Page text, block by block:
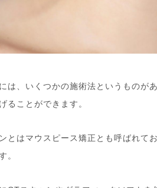
は、いくつかの施術法というものが
ることができます。
とはマウスピース矯正とも呼ばれて
。